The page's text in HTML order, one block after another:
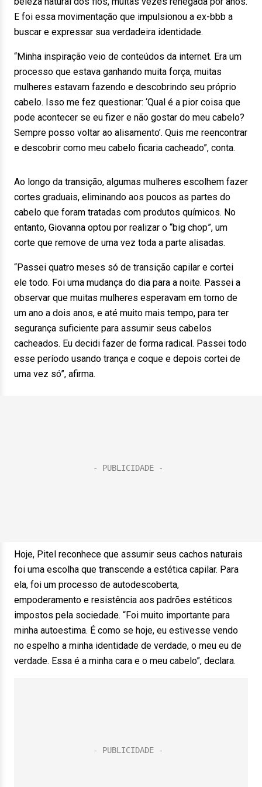
E foi essa movimentação que impulsionou a ex-bbb a
buscar e expressar sua verdadeira identidade.
“Minha inspiração veio de conteúdos da internet. Era um
processo que estava ganhando muita força, muitas
mulheres estavam fazendo e descobrindo seu próprio
cabelo. Isso me fez questionar: ‘Qual é a pior coisa que
pode acontecer se eu fizer e não gostar do meu cabelo?
Sempre posso voltar ao alisamento’. Quis me reencontrar
e descobrir como meu cabelo ficaria cacheado”, conta.
Ao longo da transição, algumas mulheres escolhem fazer
cortes graduais, eliminando aos poucos as partes do
cabelo que foram tratadas com produtos químicos. No
entanto, Giovanna optou por realizar o “big chop”, um
corte que remove de uma vez toda a parte alisadas.
“Passei quatro meses só de transição capilar e cortei
ele todo. Foi uma mudança do dia para a noite. Passei a
observar que muitas mulheres esperavam em torno de
um ano a dois anos, e até muito mais tempo, para ter
segurança suficiente para assumir seus cabelos
cacheados. Eu decidi fazer de forma radical. Passei todo
esse período usando trança e coque e depois cortei de
uma vez só”, afirma.
Hoje, Pitel reconhece que assumir seus cachos naturais
foi uma escolha que transcende a estética capilar. Para
ela, foi um processo de autodescoberta,
empoderamento e resistência aos padrões estéticos
impostos pela sociedade. “Foi muito importante para
minha autoestima. É como se hoje, eu estivesse vendo
no espelho a minha identidade de verdade, o meu eu de
verdade. Essa é a minha cara e o meu cabelo”, declara.